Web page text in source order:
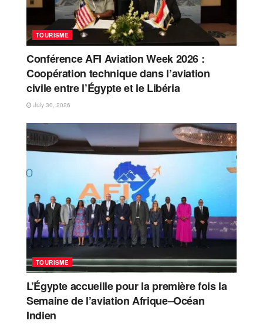
TOURISME
Conférence AFI Aviation Week 2026 :
Coopération technique dans l’aviation
civile entre l’Égypte et le Libéria
July 30, 2026
TOURISME
L’Égypte accueille pour la première fois la
Semaine de l’aviation Afrique–Océan
Indien